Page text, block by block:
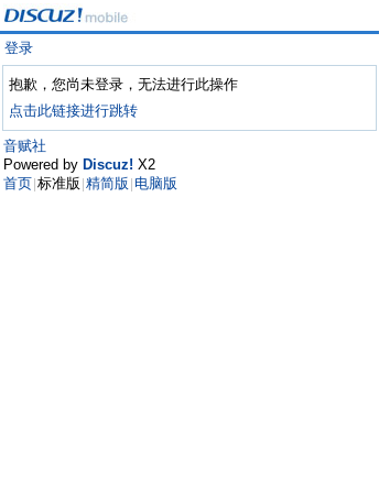
登录
抱歉，您尚未登录，无法进行此操作
点击此链接进行跳转
音赋社
Powered by Discuz! X2
首页 标准版 精简版 电脑版